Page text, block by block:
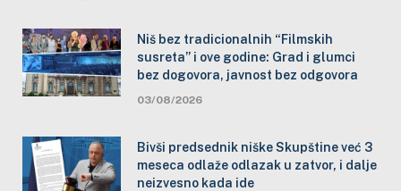
Niš bez tradicionalnih “Filmskih
susreta” i ove godine: Grad i glumci
bez dogovora, javnost bez odgovora
03/08/2026
Bivši predsednik niške Skupštine već 3
meseca odlaže odlazak u zatvor, i dalje
neizvesno kada ide